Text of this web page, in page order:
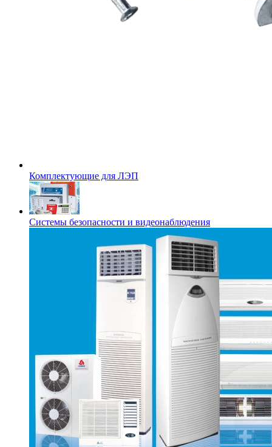
Комплектующие для ЛЭП
Системы безопасности и видеонаблюдения